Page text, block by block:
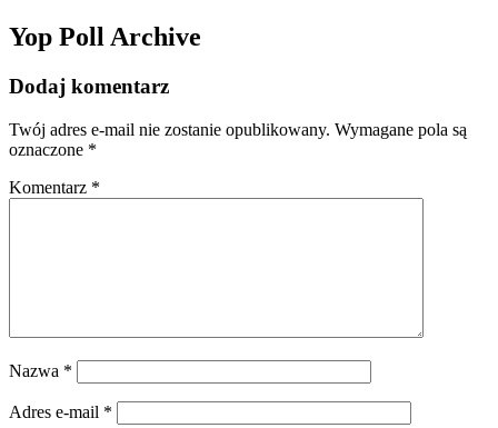
Yop Poll Archive
Dodaj komentarz
Twój adres e-mail nie zostanie opublikowany. Wymagane pola są
oznaczone *
Komentarz *
Nazwa *
Adres e-mail *